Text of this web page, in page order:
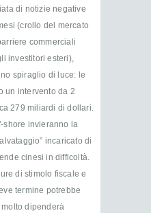
di notizie negative
(crollo del mercato
commerciali
investitori esteri),
spiraglio di luce: le
un intervento da 2
279 miliardi di dollari.
shore invieranno la
incaricato di
cinesi in difficoltà.
di stimolo fiscale e
termine potrebbe
dipenderà